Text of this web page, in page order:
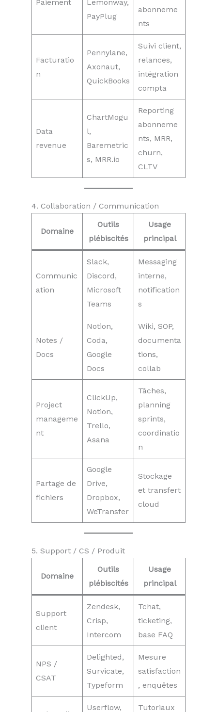
Paiement
Lemonway,
PayPlug
abonneme
nts
Facturatio
n
Pennylane,
Axonaut,
QuickBooks
Suivi client,
relances,
intégration
compta
Data
revenue
ChartMogu
l,
Baremetric
s, MRR.io
Reporting
abonneme
nts, MRR,
churn,
CLTV
4. Collaboration / Communication
Domaine
Outils
plébiscités
Usage
principal
Communic
ation
Slack,
Discord,
Microsoft
Teams
Messaging
interne,
notification
s
Notes /
Docs
Notion,
Coda,
Google
Docs
Wiki, SOP,
documenta
tions,
collab
Project
manageme
nt
ClickUp,
Notion,
Trello,
Asana
Tâches,
planning
sprints,
coordinatio
n
Partage de
fichiers
Google
Drive,
Dropbox,
WeTransfer
Stockage
et transfert
cloud
5. Support / CS / Produit
Domaine
Outils
plébiscités
Usage
principal
Support
client
Zendesk,
Crisp,
Intercom
Tchat,
ticketing,
base FAQ
NPS /
CSAT
Delighted,
Survicate,
Typeform
Mesure
satisfaction
, enquêtes
Userflow,
Tutoriaux